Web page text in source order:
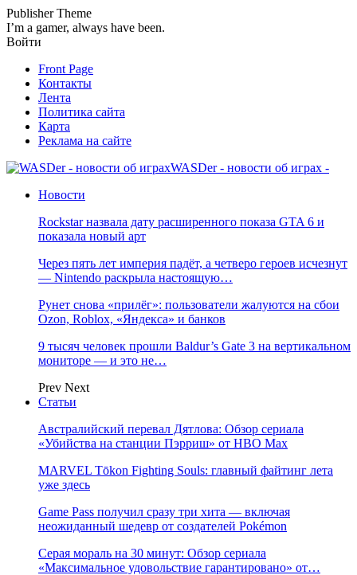
Publisher Theme
I’m a gamer, always have been.
Войти
Front Page
Контакты
Лента
Политика сайта
Карта
Реклама на сайте
WASDer - новости об играх -
Новости
Rockstar назвала дату расширенного показа GTA 6 и
показала новый арт
Через пять лет империя падёт, а четверо героев исчезнут
— Nintendo раскрыла настоящую…
Рунет снова «прилёг»: пользователи жалуются на сбои
Ozon, Roblox, «Яндекса» и банков
9 тысяч человек прошли Baldur’s Gate 3 на вертикальном
мониторе — и это не…
Prev Next
Статьи
Австралийский перевал Дятлова: Обзор сериала
«Убийства на станции Пэрриш» от HBO Max
MARVEL Tōkon Fighting Souls: главный файтинг лета
уже здесь
Game Pass получил сразу три хита — включая
неожиданный шедевр от создателей Pokémon
Серая мораль на 30 минут: Обзор сериала
«Максимальное удовольствие гарантировано» от…